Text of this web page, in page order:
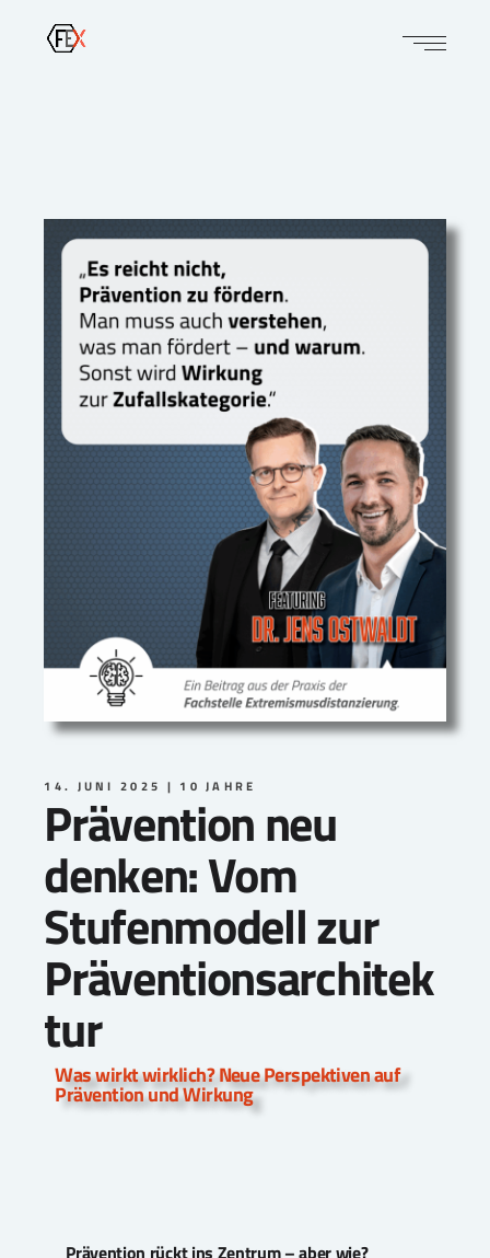
14. JUNI 2025 10 JAHRE
Prävention neu
denken: Vom
Stufenmodell zur
Präventionsarchitek
tur
Was wirkt wirklich? Neue Perspektiven auf
Prävention und Wirkung
Prävention rückt ins Zentrum – aber wie?